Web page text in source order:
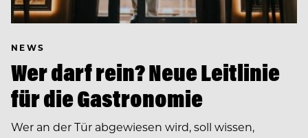
NEWS
Wer darf rein? Neue Leitlinie
für die Gastronomie
Wer an der Tür abgewiesen wird, soll wissen,